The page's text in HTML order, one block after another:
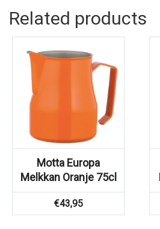
Related products
Motta Europa
Melkkan Oranje 75cl
€43,95